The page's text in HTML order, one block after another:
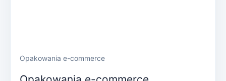
Opakowania e-commerce